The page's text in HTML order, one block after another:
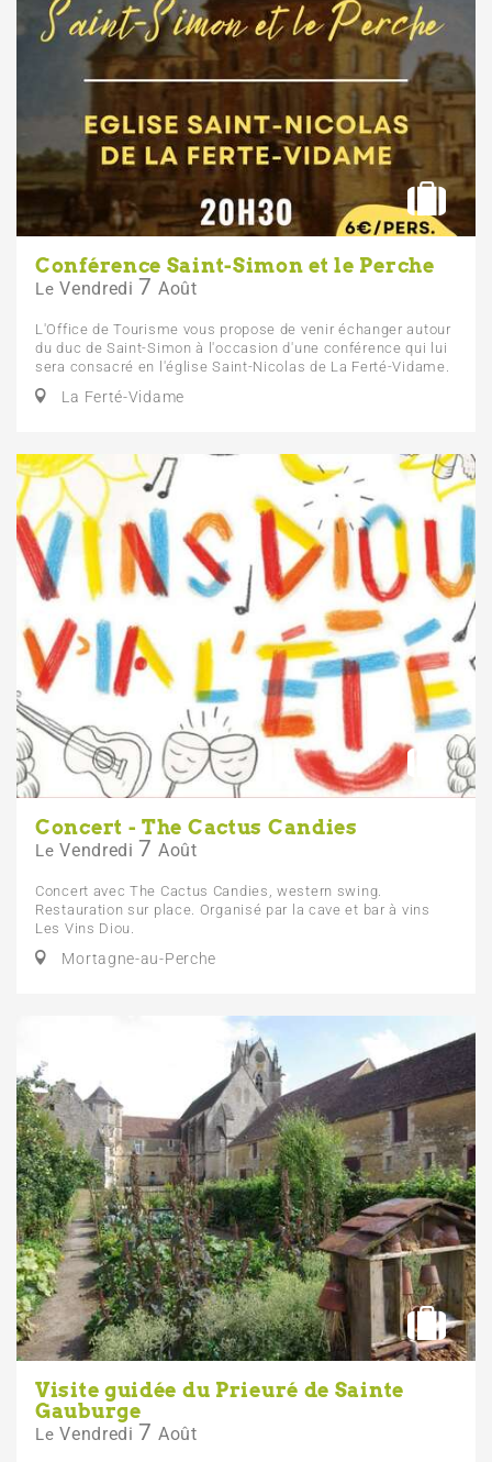
Conférence Saint-Simon et le Perche
Le Vendredi 7 Août
L'Office de Tourisme vous propose de venir échanger autour
du duc de Saint-Simon à l'occasion d'une conférence qui lui
sera consacré en l'église Saint-Nicolas de La Ferté-Vidame.
La Ferté-Vidame
Concert - The Cactus Candies
Le Vendredi 7 Août
Concert avec The Cactus Candies, western swing.
Restauration sur place. Organisé par la cave et bar à vins
Les Vins Diou.
Mortagne-au-Perche
Visite guidée du Prieuré de Sainte
Gauburge
Le Vendredi 7 Août